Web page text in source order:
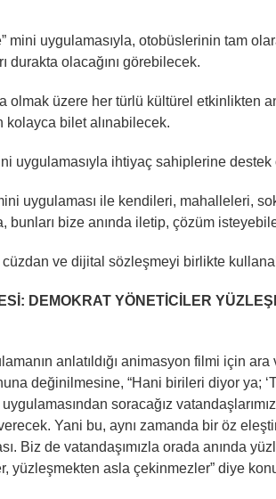
mini uygulamasıyla, otobüslerinin tam
durakta olacağını görebilecek.
olmak üzere her türlü kültürel etkinlikten
bilet alınabilecek.
uygulamasıyla ihtiyaç sahiplerine
uygulaması ile kendileri, mahalleleri,
bunları bize anında iletip, çözüm
ve dijital sözleşmeyi birlikte
DEMOKRAT YÖNETİCİLER
anlatıldığı animasyon filmi için
değinilmesine, “Hani birileri diyor ya;
soracağız
Yani bu, aynı zamanda bir öz
Biz de vatandaşımızla orada anında
yüzleşmekten asla çekinmezler” diye